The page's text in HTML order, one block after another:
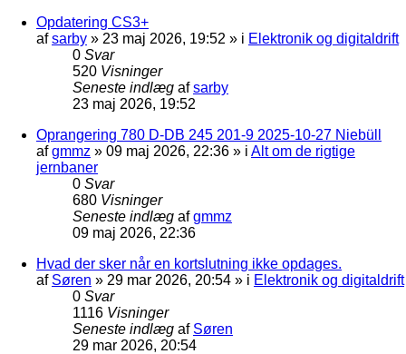
Opdatering CS3+
afsarby » 23 maj 2026, 19:52 » i Elektronik og digitaldrift
0 Svar
520 Visninger
Seneste indlæg afsarby
23 maj 2026, 19:52
Oprangering 780 D-DB 245 201-9 2025-10-27 Niebüll
afgmmz » 09 maj 2026, 22:36 » i Alt om de rigtige
jernbaner
0 Svar
680 Visninger
Seneste indlæg afgmmz
09 maj 2026, 22:36
Hvad der sker når en kortslutning ikke opdages.
af Søren » 29 mar 2026, 20:54 » i Elektronik og digitaldrift
0 Svar
1116 Visninger
Seneste indlæg af Søren
29 mar 2026, 20:54